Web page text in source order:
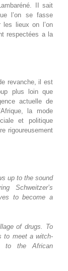
II sait
l’on se fasse
les lieux on l’on
respectées a la
revanche, il est
plus loin que
actuelle de
la mode
et politique
rigoureusement
up to the sound
Schweitzer’s
to become a
of drugs. To
to meet a witch-
to the African